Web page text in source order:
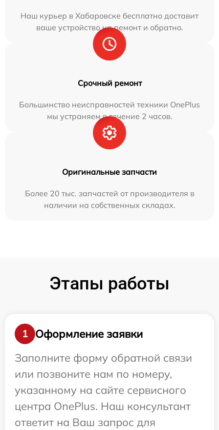
Наш курьер в Хабаровске бесплатно доставит
ваше устройство на ремонт и обратно.
Срочный ремонт
Большинство неисправностей техники OnePlus
мы устраняем в течение 2 часов.
Оригинальные запчасти
Более 20 тыс. запчастей от производителя в
наличии на собственных складах.
Этапы работы
1
Оформление заявки
Заполните форму обратной связи
или позвоните нам по номеру,
указанному на сайте сервисного
центра OnePlus. Наш консультант
ответит на Ваш запрос для